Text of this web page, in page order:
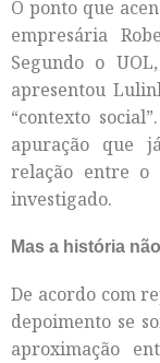
O ponto que
empresária
Segundo o
apresentou
“contexto
apuração que
relação entre o
investigado.
Mas a história
De acordo com
depoimento se
aproximação